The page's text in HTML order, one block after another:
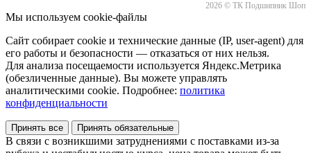
2026 © ТК Подшипник Шоп
Мы используем cookie-файлы
Сайт собирает cookie и технические данные (IP, user-agent) для
его работы и безопасности — отказаться от них нельзя.
Для анализа посещаемости используется Яндекс.Метрика
(обезличенные данные). Вы можете управлять
аналитическими cookie. Подробнее: политика
конфиденциальности
Принять все Принять обязательные
В связи с возникшими затруднениями с поставками из-за